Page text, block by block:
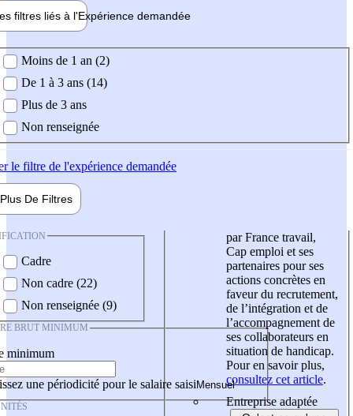
filtres liés à l'Expérience demandée
demandée
Moins de 1 an (2)
De 1 à 3 ans (14)
Plus de 3 ans
Non renseignée
le filtre de l'expérience demandée
Plus De Filtres
Cadre
Non cadre (22)
Non renseignée (9)
BRUT MINIMUM
minimum
une périodicité pour le salaire saisi
par France travail,
Cap emploi et ses
partenaires pour ses
actions concrètes en
faveur du recrutement,
de l’intégration et de
l’accompagnement de
ses collaborateurs en
situation de handicap.
Pour en savoir plus,
consultez cet article.
Entreprise adaptée